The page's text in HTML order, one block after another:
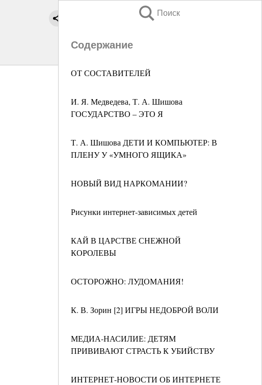
Поиск
Содержание
ОТ СОСТАВИТЕЛЕЙ
И. Я. Медведева, Т. А. Шишова
ГОСУДАРСТВО – ЭТО Я
Т. А. Шишова ДЕТИ И КОМПЬЮТЕР: В
ПЛЕНУ У «УМНОГО ЯЩИКА»
НОВЫЙ ВИД НАРКОМАНИИ?
Рисунки интернет-зависимых детей
КАЙ В ЦАРСТВЕ СНЕЖНОЙ
КОРОЛЕВЫ
ОСТОРОЖНО: ЛУДОМАНИЯ!
К. В. Зорин [2] ИГРЫ НЕДОБРОЙ ВОЛИ
МЕДИА-НАСИЛИЕ: ДЕТЯМ
ПРИВИВАЮТ СТРАСТЬ К УБИЙСТВУ
ИНТЕРНЕТ-НОВОСТИ ОБ ИНТЕРНЕТЕ